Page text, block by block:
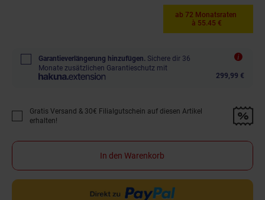
ab 72 Monatsraten
à 55.45 €
Garantieverlängerung hinzufügen. Sichere dir 36
Monate zusätzlichen Garantieschutz mit
299,99 €
Promotion "Gratis Versand &amp; 30€ Filialgutschein auf diesen Artikel
Gratis Versand & 30€ Filialgutschein auf diesen Artikel
erhalten!
In den Warenkorb